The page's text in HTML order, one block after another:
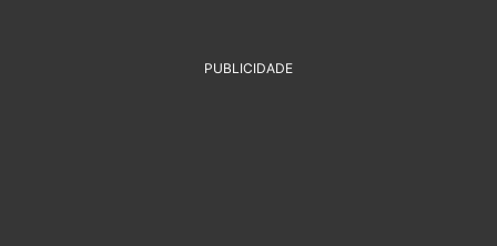
PUBLICIDADE